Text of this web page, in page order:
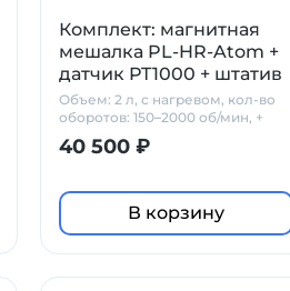
Комплект: магнитная
мешалка PL-HR-Atom +
датчик PT1000 + штатив
Объем: 2 л, с нагревом, кол-во
оборотов: 150–2000 об/мин, +
PT1000 + штатив
40 500 ₽
В корзину